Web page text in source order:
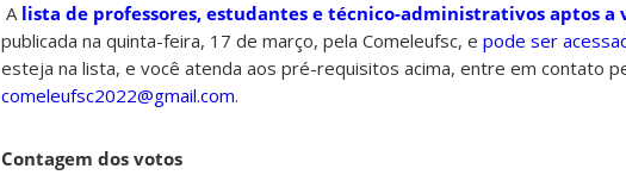
A lista de professores, estudantes e técnico-administrativos aptos a
publicada na quinta-feira, 17 de março, pela Comeleufsc, e pode ser
esteja na lista, e você atenda aos pré-requisitos acima, entre em contato
comeleufsc2022@gmail.com.
Contagem dos votos